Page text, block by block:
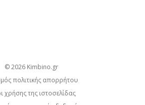
© 2026
kimbino.gr
πολιτικής απορρήτου
χρήσης της ιστοσελίδας